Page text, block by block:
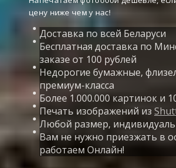
цену ниже чем у нас!
Доставка по всей Беларуси
Бесплатная доставка по
заказе от 100 рублей
Недорогие бумажные,
премиум-класса
Более 1.000.000 картинок и
Печать изображений из
Любой размер,
Вам не нужно приезжать в
работаем Онлайн!